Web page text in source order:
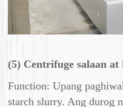
(5) Centrifuge salaan
Function: Upang
starch slurry. Ang durog